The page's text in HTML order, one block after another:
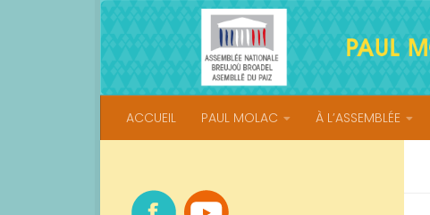
Skip to content
ACCUEIL PAUL MOLAC À L’ASSEMBLÉE